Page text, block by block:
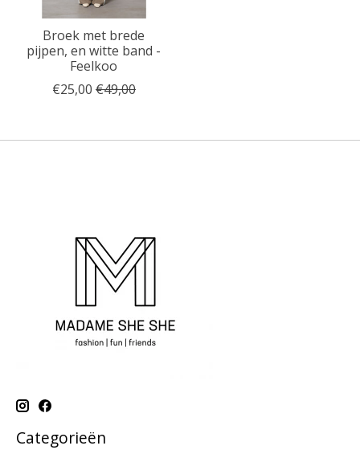
Broek met brede
pijpen, en witte band -
Feelkoo
€25,00 €49,00
Categorieën